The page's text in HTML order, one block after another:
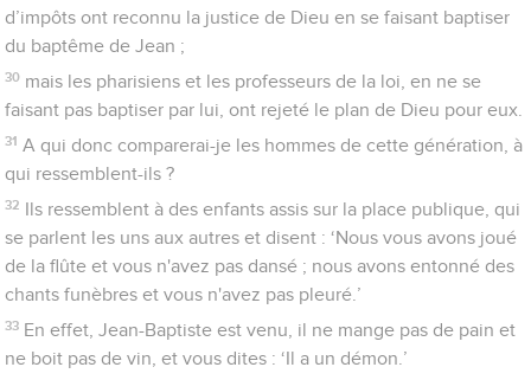
d’impôts ont reconnu la justice de Dieu en se faisant baptiser
du baptême de Jean ;
30 mais les pharisiens et les professeurs de la loi, en ne se
faisant pas baptiser par lui, ont rejeté le plan de Dieu pour eux.
31 A qui donc comparerai-je les hommes de cette génération, à
qui ressemblent-ils ?
32 Ils ressemblent à des enfants assis sur la place publique, qui
se parlent les uns aux autres et disent : ‘Nous vous avons joué
de la flûte et vous n'avez pas dansé ; nous avons entonné des
chants funèbres et vous n'avez pas pleuré.’
33 En effet, Jean-Baptiste est venu, il ne mange pas de pain et
ne boit pas de vin, et vous dites : ‘Il a un démon.’